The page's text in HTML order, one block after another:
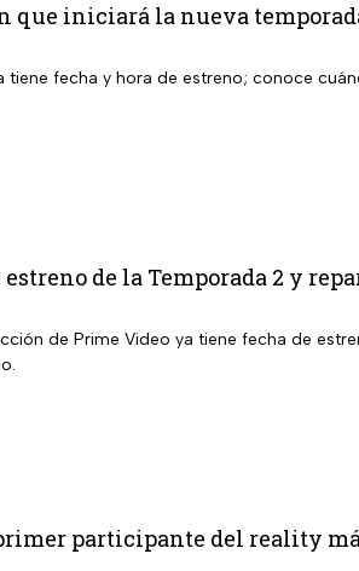
que iniciará la nueva
fecha y hora de estreno; conoce
de la Temporada 2 y
de Prime Video ya tiene fecha de
primer participante del reality